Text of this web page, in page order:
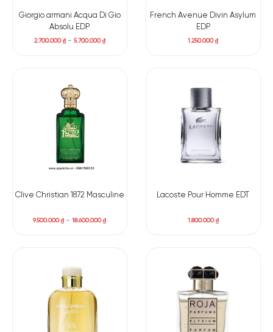
Hương cuối: Cỏ xạ hương, Hổ phách, Hương Vanilla
Có nên mua nước hoa nam Dolce Gabbana Light
Blue Pour Homme Love is Love EDT
Giorgio armani Acqua Di Gio
Absolu EDP
2.700.000₫– 5.700.000₫
French Avenue Divin Asylum
EDP
1.250.000₫
Clive Christian 1872 Masculine
9.500.000₫ –18.600.000₫
Lacoste Pour Homme EDT
1.800.000₫